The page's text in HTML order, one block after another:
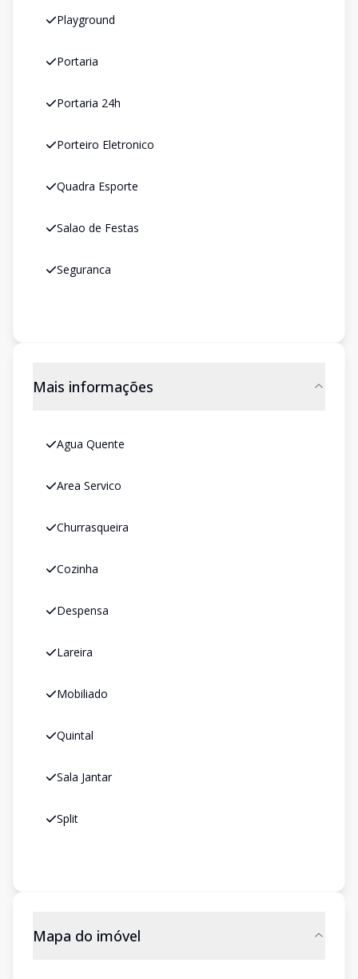
Playground
Portaria
Portaria 24h
Porteiro Eletronico
Quadra Esporte
Salao de Festas
Seguranca
Mais informações
Agua Quente
Area Servico
Churrasqueira
Cozinha
Despensa
Lareira
Mobiliado
Quintal
Sala Jantar
Split
Mapa do imóvel